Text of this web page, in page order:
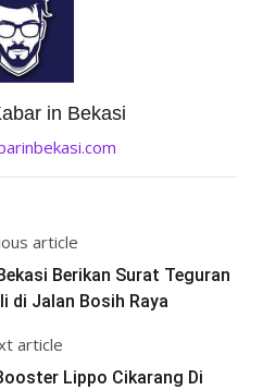
in Bekasi
article
Berikan Surat Teguran
di Jalan Bosih Raya
article
Lippo Cikarang Di